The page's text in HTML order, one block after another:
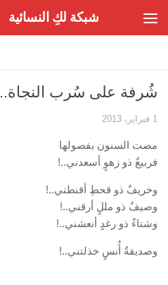
شبكة لكِ النسائية
شُرفة على سُرب النجاة..
1 فبراير، 2013
مضت السنون بفصولها
فربيعٌ ذو زهوٍ أسعدني..!
وخريفٌ ذو قحطِ أقنطني..!
وصيفٌ ذو مللٍ أرقني..!
وشتاءٌ ذو رغدٍ أنعشني..!
وصديقةُ أُنسٍ خذلتني..!